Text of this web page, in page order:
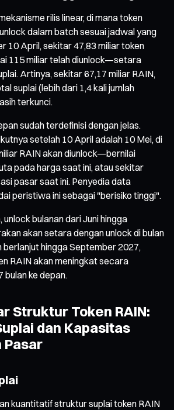
rilis linear, di mana token
dalam batch sesuai jadwal yang
10 April, sekitar 47,83 miliar token
115 miliar telah diunlock—setara
Artinya, sekitar 67,17 miliar RAIN,
suplai (lebih dari 1,4 kali jumlah
terkunci.
sudah terdefinisi dengan jelas.
setelah 10 April adalah 10 Mei, di
RAIN akan diunlock—bernilai
pada harga saat ini, atau sekitar
pasar saat ini. Penyedia data
peristiwa ini sebagai "berisiko tinggi".
unlock bulanan dari Juni hingga
akan setara dengan unlock di bulan
berlanjut hingga September 2027,
RAIN akan meningkat secara
ke depan.
Struktur Token RAIN:
dan Kapasitas
Pasar
kuantitatif struktur suplai token RAIN